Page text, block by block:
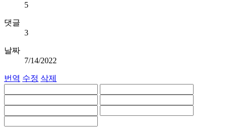
5
댓글
3
날짜
7/14/2022
번역 수정 삭제